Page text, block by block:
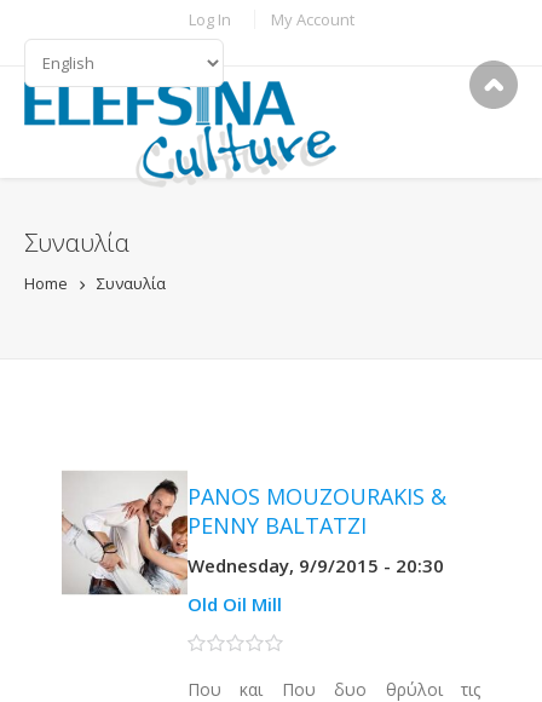
Log In My Account
LANGUAGES
Συναυλία
Home Συναυλία
PANOS MOUZOURAKIS &
PENNY BALTATZI
Wednesday, 9/9/2015 - 20:30
Old Oil Mill
0 stars
Που και Που δυο θρύλοι τις